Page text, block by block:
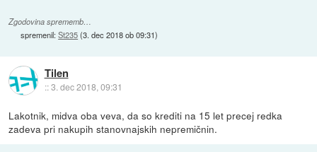
Zgodovina sprememb…
spremenil:St235(3. dec 2018 ob 09:31)
Tilen
::3. dec 2018, 09:31
Lakotnik, midva oba veva, da so krediti na 15 let precej redka
zadeva pri nakupih stanovnajskih nepremičnin.